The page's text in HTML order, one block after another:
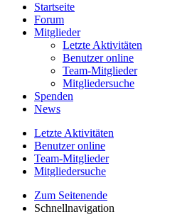
Startseite
Forum
Mitglieder
Letzte Aktivitäten
Benutzer online
Team-Mitglieder
Mitgliedersuche
Spenden
News
Letzte Aktivitäten
Benutzer online
Team-Mitglieder
Mitgliedersuche
Zum Seitenende
Schnellnavigation